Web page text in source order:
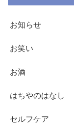
お知らせ
お笑い
お酒
はちやのはなし
セルフケア